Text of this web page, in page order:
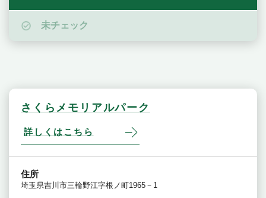
未チェック
さくらメモリアルパーク
詳しくはこちら
住所
埼玉県吉川市三輪野江字根ノ町1965－1